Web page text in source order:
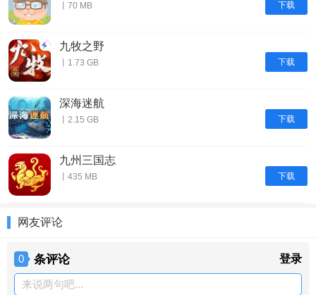
下载
丨70 MB
下载
九牧之野
丨1.73 GB
下载
深海迷航
丨2.15 GB
下载
九州三国志
丨435 MB
网友评论
0 条评论 登录
来说两句吧...